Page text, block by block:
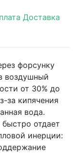
Доставка
форсунку
воздушный
от 30% до
за кипячения
вода.
быстро отдает
инерции: